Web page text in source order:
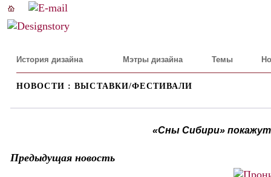
История дизайна Мэтры дизайна Темы
НОВОСТИ : ВЫСТАВКИ/ФЕСТИВАЛИ
«Сны Сибири»
Предыдущая новость